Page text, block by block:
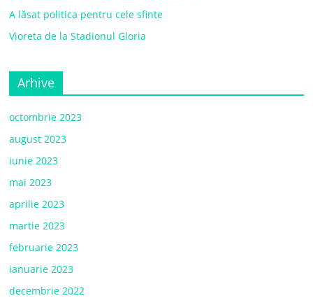
A lăsat politica pentru cele sfinte
Vioreta de la Stadionul Gloria
Arhive
octombrie 2023
august 2023
iunie 2023
mai 2023
aprilie 2023
martie 2023
februarie 2023
ianuarie 2023
decembrie 2022